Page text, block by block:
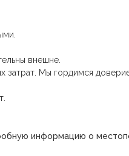
внешне.
затрат. Мы гордимся
информацию о